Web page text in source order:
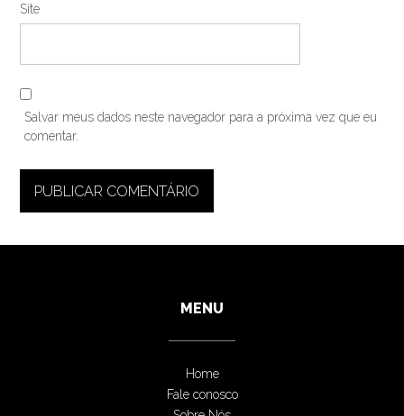
Site
Salvar meus dados neste navegador para a próxima vez que eu
comentar.
MENU
Home
Fale conosco